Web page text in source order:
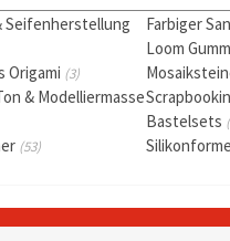
Seifenherstellung Farbiger
Loom
Origami (3)
& Modelliermasse
Bastelsets
(53)